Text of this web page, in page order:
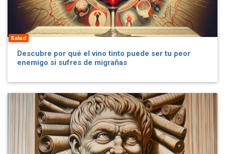
Salud
Descubre por qué el vino tinto puede ser tu peor
enemigo si sufres de migrañas